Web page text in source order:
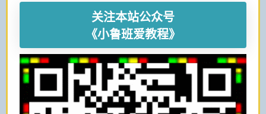
关注本站公众号
《小鲁班爱教程》